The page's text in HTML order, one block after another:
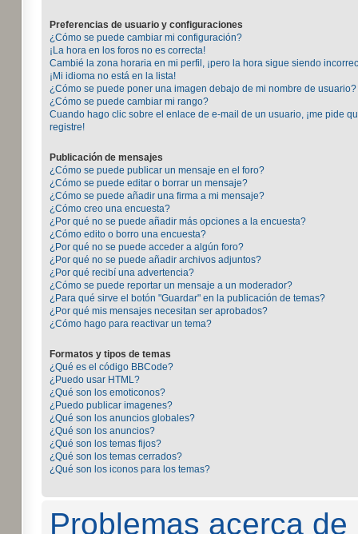
Preferencias de usuario y configuraciones
¿Cómo se puede cambiar mi configuración?
¡La hora en los foros no es correcta!
Cambié la zona horaria en mi perfil, ¡pero la hora sigue siendo
¡Mi idioma no está en la lista!
¿Cómo se puede poner una imagen debajo de mi nombre de usuario?
¿Cómo se puede cambiar mi rango?
Cuando hago clic sobre el enlace de e-mail de un usuario, ¡me pide
registre!
Publicación de mensajes
¿Cómo se puede publicar un mensaje en el foro?
¿Cómo se puede editar o borrar un mensaje?
¿Cómo se puede añadir una firma a mi mensaje?
¿Cómo creo una encuesta?
¿Por qué no se puede añadir más opciones a la encuesta?
¿Cómo edito o borro una encuesta?
¿Por qué no se puede acceder a algún foro?
¿Por qué no se puede añadir archivos adjuntos?
¿Por qué recibí una advertencia?
¿Cómo se puede reportar un mensaje a un moderador?
¿Para qué sirve el botón "Guardar" en la publicación de temas?
¿Por qué mis mensajes necesitan ser aprobados?
¿Cómo hago para reactivar un tema?
Formatos y tipos de temas
¿Qué es el código BBCode?
¿Puedo usar HTML?
¿Qué son los emoticonos?
¿Puedo publicar imagenes?
¿Qué son los anuncios globales?
¿Qué son los anuncios?
¿Qué son los temas fijos?
¿Qué son los temas cerrados?
¿Qué son los iconos para los temas?
Problemas acerca